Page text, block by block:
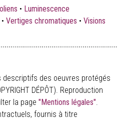
• Luminescence
• Vertiges chromatiques • Visions
des oeuvres protégés
DÉPÔT). Reproduction
la page "Mentions légales".
fournis à titre